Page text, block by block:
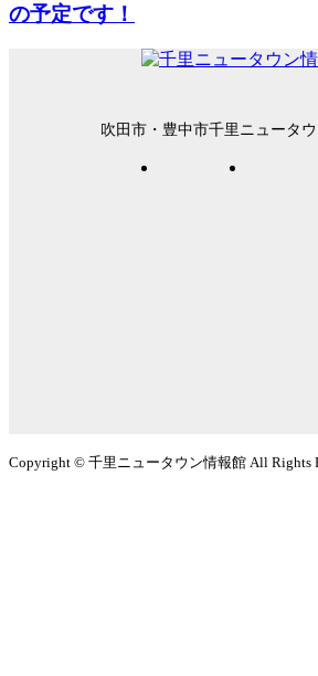
の予定です！
吹田市・豊中市千里ニュータ
Copyright © 千里ニュータウン情報館 All Rights